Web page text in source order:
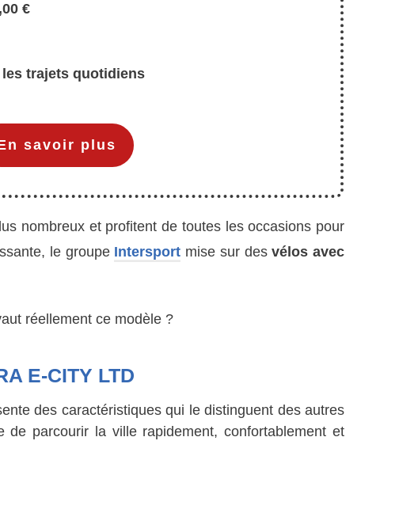
€
trajets quotidiens
savoir plus
nombreux et profitent de toutes les occasions pour
le groupe Intersport mise sur desvélos avec
réellement ce modèle ?
E-CITY LTD
des caractéristiques qui le distinguent des autres
parcourir la ville rapidement, confortablement et